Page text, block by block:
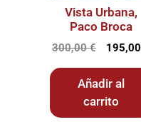
Vista Urbana,
Paco Broca
300,00€ 195,00
Añadir al
carrito